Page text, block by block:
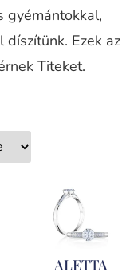
gyémántokkal,
Ezek az
Titeket.
ALETTA